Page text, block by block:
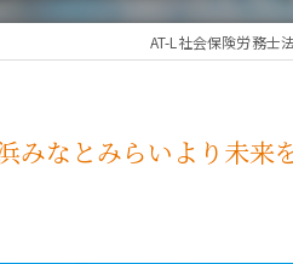
AT-L社会保険労務士
なとみらいより未来